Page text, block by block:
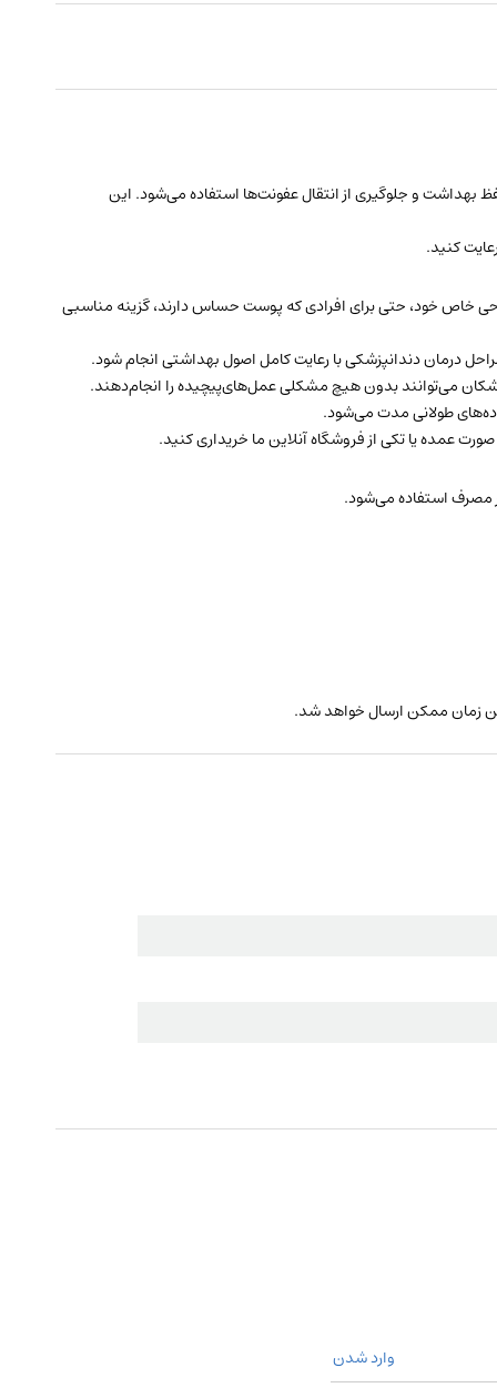
دندانپزشکی است که برای حفظ بهداشت و جلوگیری از انتقال عفونت‌ها استفاده می‌شود. این
کنید.
خاص خود، حتی برای افرادی که پوست حساس دارند، گزینه مناسبی
درمان دندانپزشکی با رعایت کامل اصول بهداشتی انجام شود.
می‌توانند بدون هیچ مشکلی عمل‌های‌پیچیده را انجام‌دهند.
طولانی مدت می‌شود.
عمده یا تکی از فروشگاه آنلاین ما خریداری کنید.
مصرف استفاده می‌شود.
زمان ممکن ارسال خواهد شد.
وارد شدن